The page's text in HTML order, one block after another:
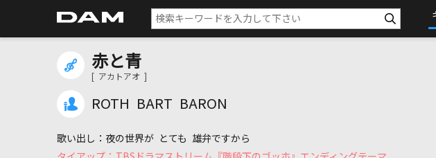
赤と青
[ アカトアオ ]
ROTH BART BARON
夜の世界が とても 雄弁ですから